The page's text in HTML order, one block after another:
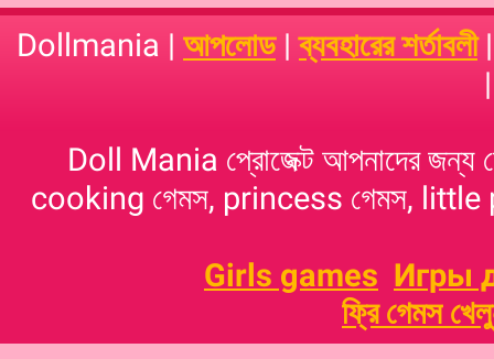
Dollmania | আপলোড|ব্যবহারের শর্তাবলী
Doll Mania প্রোজেক্ট আপনাদের
cooking গেমস, princess গেমস, little
Girls games Игры
ফ্রি গেমস